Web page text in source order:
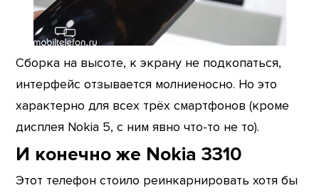
Сборка на высоте, к экрану не подкопаться,
интерфейс отзывается молниеносно. Но это
характерно для всех трёх смартфонов (кроме
дисплея Nokia 5, с ним явно что-то не то).
И конечно же Nokia 3310
Этот телефон стоило реинкарнировать хотя бы